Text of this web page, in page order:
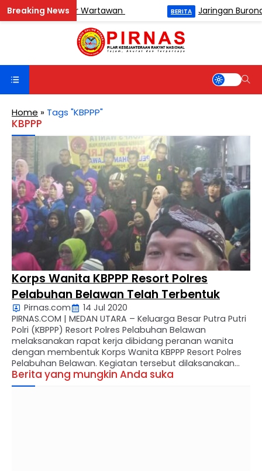
Catur Antar Wartawan Jaringan Buronan
Home » Tags "KBPPP"
KBPPP
Korps Wanita KBPPP Resort Polres
Pelabuhan Belawan Telah Terbentuk
Pirnas.com
14 Jul 2020
PIRNAS.COM | MEDAN UTARA – Keluarga Besar Putra Putri
Polri (KBPPP) Resort Polres Pelabuhan Belawan
melaksanakan rapat kerja dibidang peranan wanita
dengan membentuk Korps Wanita KBPPP Resort Polres
Pelabuhan Belawan. Kegiatan tersebut dilaksanakan
saat acara rapat kerja dan temu ramah antar
pengurus di Jalan Marelan Raya Pasar 2 Gang Palem,
Berita yang mungkin Anda suka